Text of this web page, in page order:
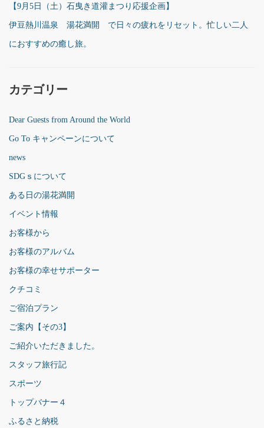
【9月5日（土）石曳き道灌まつり応援企画】
伊豆熱川温泉 湯花満開 で日々の疲れをリセット。忙しい二人
におすすめの癒し旅。
カテゴリー
Dear Guests from Around the World
Go To キャンペーンについて
news
SDGｓについて
ある日の湯花満開
イベント情報
お客様から
お客様のアルバム
お客様の幸せサポーター
クチコミ
ご宿泊プラン
ご案内【その3】
ご紹介いただきました。
スタッフ旅行記
スポーツ
トップバナー４
ふるさと納税